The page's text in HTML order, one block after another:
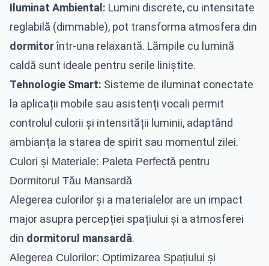
Iluminat Ambiental: Lumini discrete, cu intensitate
reglabilă (dimmable), pot transforma atmosfera din
dormitorîntr-una relaxantă. Lămpile cu lumină
caldă sunt ideale pentru serile liniștite.
Tehnologie Smart: Sisteme de iluminat conectate
la aplicații mobile sau asistenți vocali permit
controlul culorii și intensității luminii, adaptând
ambianța la starea de spirit sau momentul zilei.
Culori și Materiale: Paleta Perfectă pentru
Dormitorul Tău Mansardă
Alegerea culorilor și a materialelor are un impact
major asupra percepției spațiului și a atmosferei
din dormitorul mansardă.
Alegerea Culorilor: Optimizarea Spațiului și